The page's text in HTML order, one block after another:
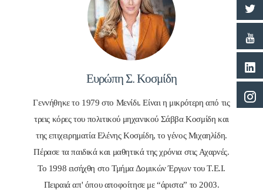
Ευρώπη Σ. Κοσμίδη
Γεννήθηκε το 1979 στο Μενίδι. Είναι η μικρότερη από τις
τρεις κόρες του πολιτικού μηχανικού Σάββα Κοσμίδη και
της επιχειρηματία Ελένης Κοσμίδη, το γένος Μιχαηλίδη.
Πέρασε τα παιδικά και μαθητικά της χρόνια στις Αχαρνές.
Το 1998 εισήχθη στο Τμήμα Δομικών Έργων του Τ.Ε.Ι.
Πειραιά απ' όπου αποφοίτησε με “άριστα” το 2003.